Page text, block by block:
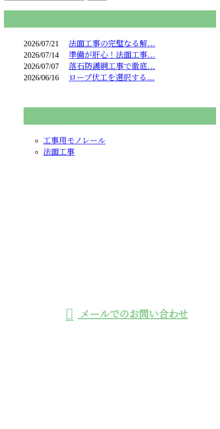
2026/07/21
法面工事の完璧なる解…
2026/07/14
準備が肝心！法面工事…
2026/07/07
落石防護網工事で徹底…
2026/06/16
ロープ伏工を選択する…
工事用モノレール
法面工事
メールでのお問い合わせ